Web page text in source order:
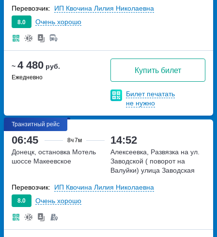
~ 4 480 руб.
Ежедневно
Купить билет
Билет печатать
не нужно
8.0 Очень хорошо
Перевозчик: ИП Квочина Лилия Николаевна
Транзитный рейс
06:45 8ч7м 14:52
Донецк, остановка Мотель
шоссе Макеевское
Алексеевка, Развязка на ул.
Заводской ( поворот на
Валуйки) улица Заводская
8.0 Очень хорошо
Перевозчик: ИП Квочина Лилия Николаевна